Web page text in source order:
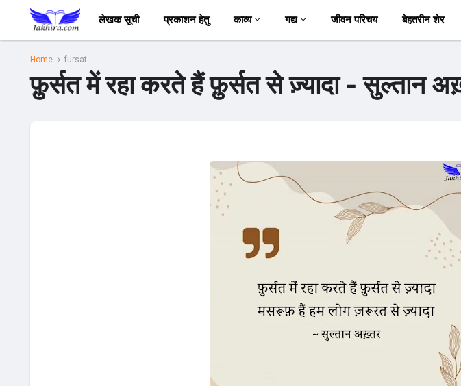
लेखक सूची प्रकाशन हेतु काव्य गद्य जीवन परिचय बेहतरीन शेर
Home fursat
फ़ुर्सत में रहा करते हैं फ़ुर्सत से ज़्यादा - सुल्तान